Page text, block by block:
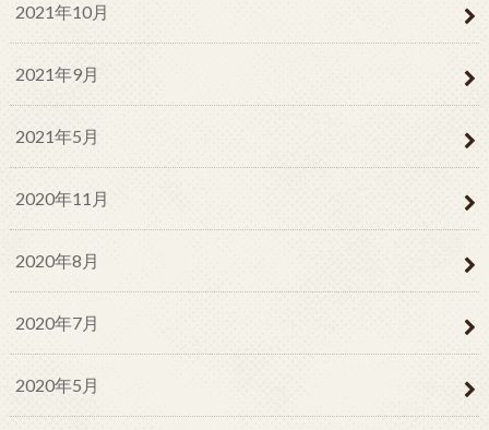
2021年10月
2021年9月
2021年5月
2020年11月
2020年8月
2020年7月
2020年5月